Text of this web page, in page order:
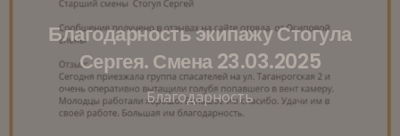
Благодарность экипажу Стогула
Сергея. Смена 23.03.2025
Благодарность